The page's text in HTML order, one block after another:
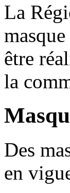
La
être
la
Des
en